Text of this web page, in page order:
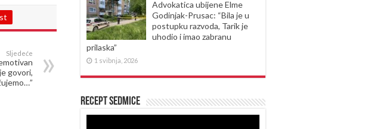
Sljedeće
govori,
Advokatica ubijene Elme
Godinjak-Prusac: “Bila je u
postupku razvoda, Tarik je
uhodio i imao zabranu
prilaska”
1 svibnja, 2026
Recept sedmice